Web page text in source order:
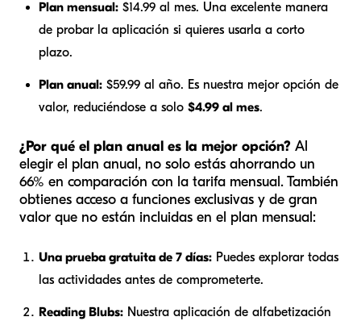
Plan mensual: $14.99 al mes. Una excelente manera
de probar la aplicación si quieres usarla a corto
plazo.
Plan anual: $59.99 al año. Es nuestra mejor opción de
valor, reduciéndose a solo $4.99 al mes.
¿Por qué el plan anual es la mejor opción? Al
elegir el plan anual, no solo estás ahorrando un
66% en comparación con la tarifa mensual. También
obtienes acceso a funciones exclusivas y de gran
valor que no están incluidas en el plan mensual:
Una prueba gratuita de 7 días: Puedes explorar todas
las actividades antes de comprometerte.
Reading Blubs: Nuestra aplicación de alfabetización